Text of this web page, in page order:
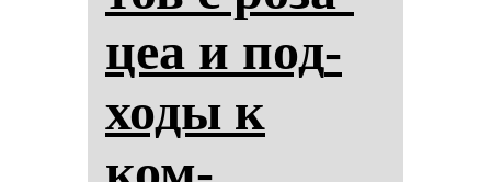
цеа и под­
хо­ды к